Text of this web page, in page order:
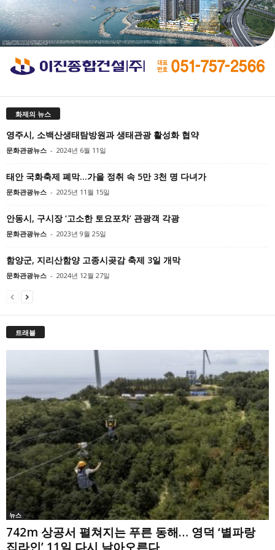
화제의 뉴스
영주시, 소백산생태탐방원과 생태관광 활성화 협약
문화관광뉴스 - 2024년 6월 11일
태안 국화축제 폐막…가을 정취 속 5만 3천 명 다녀가
문화관광뉴스 - 2025년 11월 15일
안동시, 구시장 ‘고소한 토요포차’ 관광객 각광
문화관광뉴스 - 2023년 9월 25일
함양군, 지리산함양 고종시곶감 축제 3일 개막
문화관광뉴스 - 2024년 12월 27일
트래블
뉴스
742m 상공서 펼쳐지는 푸른 동해… 영덕 ‘별파랑